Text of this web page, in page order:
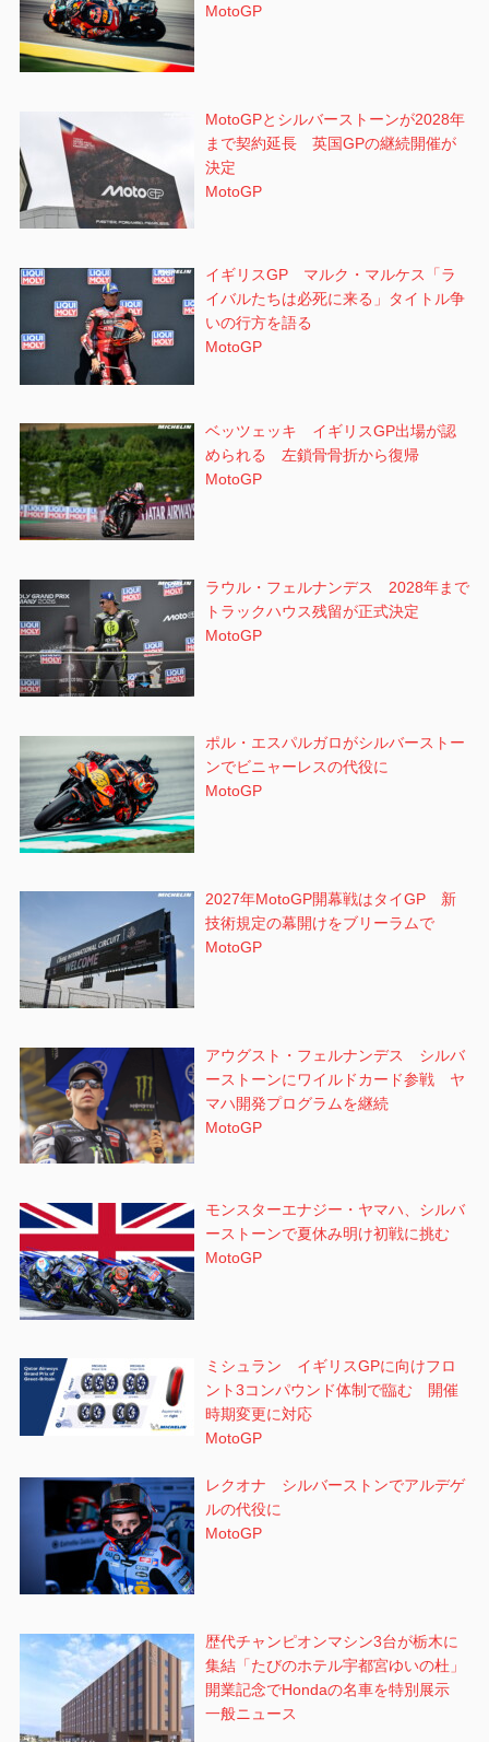
MotoGP
MotoGPとシルバーストーンが2028年
まで契約延長 英国GPの継続開催が
決定
MotoGP
イギリスGP マルク・マルケス「ラ
イバルたちは必死に来る」タイトル争
いの行方を語る
MotoGP
ベッツェッキ イギリスGP出場が認
められる 左鎖骨骨折から復帰
MotoGP
ラウル・フェルナンデス 2028年まで
トラックハウス残留が正式決定
MotoGP
ポル・エスパルガロがシルバーストー
ンでビニャーレスの代役に
MotoGP
2027年MotoGP開幕戦はタイGP 新
技術規定の幕開けをブリーラムで
MotoGP
アウグスト・フェルナンデス シルバ
ーストーンにワイルドカード参戦 ヤ
マハ開発プログラムを継続
MotoGP
モンスターエナジー・ヤマハ、シルバ
ーストーンで夏休み明け初戦に挑む
MotoGP
ミシュラン イギリスGPに向けフロ
ント3コンパウンド体制で臨む 開催
時期変更に対応
MotoGP
レクオナ シルバーストンでアルデゲ
ルの代役に
MotoGP
歴代チャンピオンマシン3台が栃木に
集結「たびのホテル宇都宮ゆいの杜」
開業記念でHondaの名車を特別展示
一般ニュース